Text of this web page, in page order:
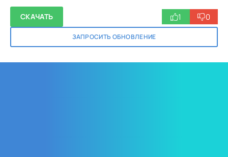
СКАЧАТЬ
ЗАПРОСИТЬ ОБНОВЛЕНИЕ
1 0